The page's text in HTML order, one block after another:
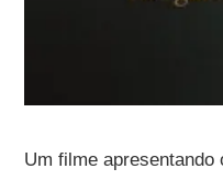
Um filme apresentando